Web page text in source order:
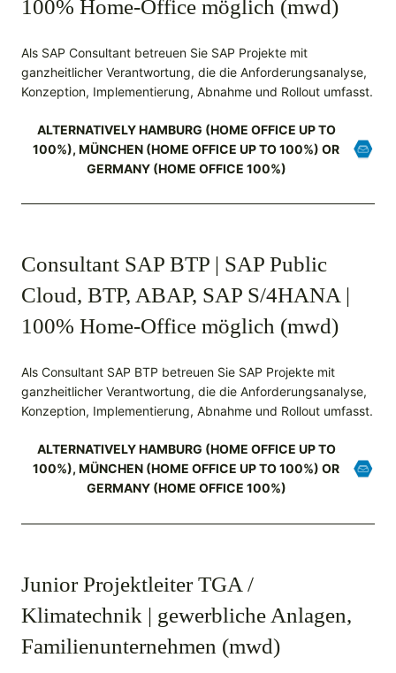
100% Home-Office möglich (mwd)
Als SAP Consultant betreuen Sie SAP Projekte mit
ganzheitlicher Verantwortung, die die Anforderungsanalyse,
Konzeption, Implementierung, Abnahme und Rollout umfasst.
ALTERNATIVELY HAMBURG (HOME OFFICE UP TO
100%), MÜNCHEN (HOME OFFICE UP TO 100%) OR
GERMANY (HOME OFFICE 100%)
Consultant SAP BTP | SAP Public
Cloud, BTP, ABAP, SAP S/4HANA |
100% Home-Office möglich (mwd)
Als Consultant SAP BTP betreuen Sie SAP Projekte mit
ganzheitlicher Verantwortung, die die Anforderungsanalyse,
Konzeption, Implementierung, Abnahme und Rollout umfasst.
ALTERNATIVELY HAMBURG (HOME OFFICE UP TO
100%), MÜNCHEN (HOME OFFICE UP TO 100%) OR
GERMANY (HOME OFFICE 100%)
Junior Projektleiter TGA /
Klimatechnik | gewerbliche Anlagen,
Familienunternehmen (mwd)